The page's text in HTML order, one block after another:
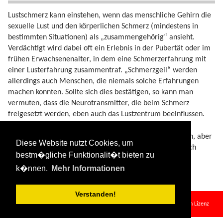
Diese Website nutzt Cookies, um
bestm�gliche Funktionalit�t bieten zu
k�nnen.
Mehr Informationen
Verstanden!
Lustschmerz kann einstehen, wenn das menschliche Gehirn die
sexuelle Lust und den körperlichen Schmerz (mindestens in
bestimmten Situationen) als „zusammengehörig“ ansieht.
Verdächtigt wird dabei oft ein Erlebnis in der Pubertät oder im
frühen Erwachsenenalter, in dem eine Schmerzerfahrung mit
einer Lusterfahrung zusammentraf. „Schmerzgeil“ werden
allerdings auch Menschen, die niemals solche Erfahrungen
machen konnten. Sollte sich dies bestätigen, so kann man
vermuten, dass die Neurotransmitter, die beim Schmerz
freigesetzt werden, eben auch das Lustzentrum beeinflussen.
Schmerzgeilheit und Schmerzlust können Freude bereiten, aber
auch für zu Problemen führen. Wer Zweifel hat, sollte sich
einem Mediziner anvertrauen.
· Zuletzt geändert:2024/08/11 09:34
Falls nicht anders bezeichnet, ist der Inhalt dieses Wikis unter der folgenden Lizenz